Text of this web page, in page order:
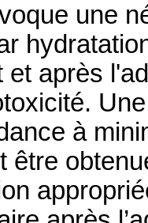
une
et après
à
être